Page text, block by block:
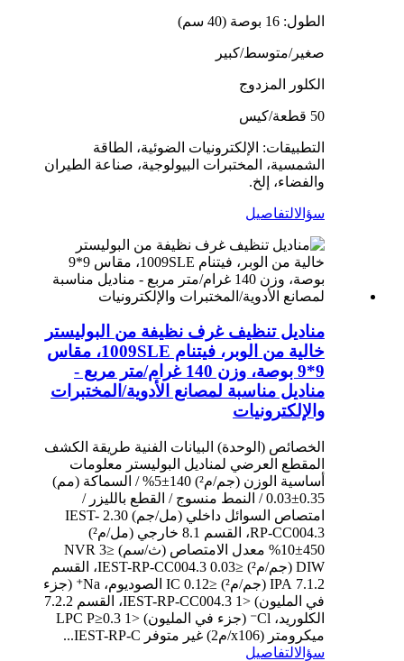
الطول: 16 بوصة (40 سم)
صغير/متوسط/كبير
الكلور المزدوج
50 قطعة/كيس
التطبيقات: الإلكترونيات الضوئية، الطاقة
الشمسية، المختبرات البيولوجية، صناعة الطيران
والفضاء، إلخ.
سؤالالتفاصيل
مناديل تنظيف غرف نظيفة من البوليستر
خالية من الوبر، فيتنام 1009SLE، مقاس
9*9 بوصة، وزن 140 غرام/متر مربع -
مناديل مناسبة لمصانع الأدوية/المختبرات
والإلكترونيات
الخصائص (الوحدة) البيانات الفنية طريقة الكشف
المقطع العرضي لمناديل البوليستر معلومات
أساسية الوزن (جم/م²) 140±5% / السماكة (مم)
0.35±0.03 / النمط منسوج / القطع بالليزر /
امتصاص السوائل داخلي (مل/جم) 2.30 IEST-
RP-CC004.3، القسم 8.1 خارجي (مل/م²)
450±10% معدل الامتصاص (ث/سم) ≤3 NVR
DIW (جم/م²) ≤0.03 IEST-RP-CC004.3، القسم
7.1.2 IPA (جم/م²) ≤0.12 IC الصوديوم، Na⁺ (جزء
في المليون) <1 IEST-RP-CC004.3، القسم 7.2.2
الكلوريد، Cl⁻ (جزء في المليون) <1 LPC P≥0.3
ميكرومتر (x106/م2) غير متوفر IEST-RP-C...
سؤالالتفاصيل